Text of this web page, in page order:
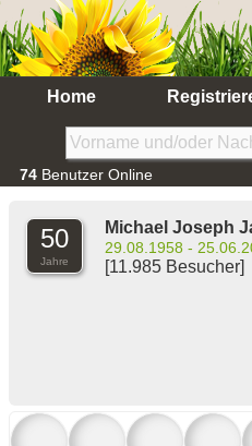
Home
74 Benutzer Online
50
Jahre
Michael Joseph
29.08.1958 -
[11.985 Besucher]